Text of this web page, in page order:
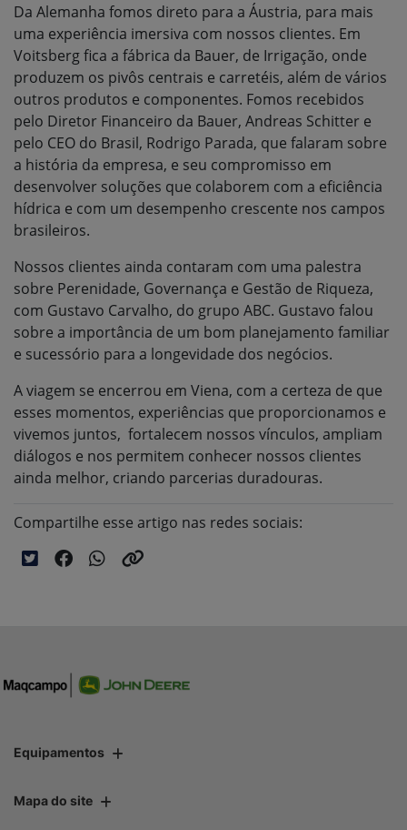
Da Alemanha fomos direto para a Áustria, para mais
uma experiência imersiva com nossos clientes. Em
Voitsberg fica a fábrica da Bauer, de Irrigação, onde
produzem os pivôs centrais e carretéis, além de vários
outros produtos e componentes. Fomos recebidos
pelo Diretor Financeiro da Bauer, Andreas Schitter e
pelo CEO do Brasil, Rodrigo Parada, que falaram sobre
a história da empresa, e seu compromisso em
desenvolver soluções que colaborem com a eficiência
hídrica e com um desempenho crescente nos campos
brasileiros.
Nossos clientes ainda contaram com uma palestra
sobre Perenidade, Governança e Gestão de Riqueza,
com Gustavo Carvalho, do grupo ABC. Gustavo falou
sobre a importância de um bom planejamento familiar
e sucessório para a longevidade dos negócios.
A viagem se encerrou em Viena, com a certeza de que
esses momentos, experiências que proporcionamos e
vivemos juntos, fortalecem nossos vínculos, ampliam
diálogos e nos permitem conhecer nossos clientes
ainda melhor, criando parcerias duradouras.
Compartilhe esse artigo nas redes sociais:
Equipamentos
Mapa do site